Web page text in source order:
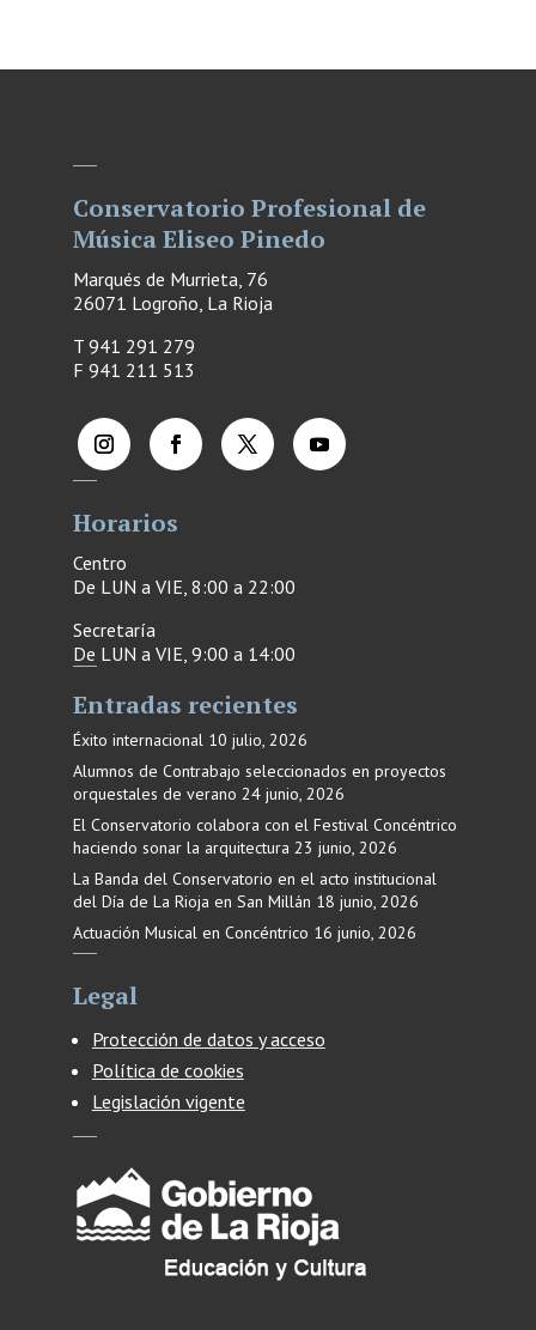
Conservatorio Profesional de
Música Eliseo Pinedo
Marqués de Murrieta, 76
26071 Logroño, La Rioja
T 941 291 279
F 941 211 513
Horarios
Centro
De LUN a VIE, 8:00 a 22:00
Secretaría
De LUN a VIE, 9:00 a 14:00
Entradas recientes
Éxito internacional 10 julio, 2026
Alumnos de Contrabajo seleccionados en proyectos
orquestales de verano 24 junio, 2026
El Conservatorio colabora con el Festival Concéntrico
haciendo sonar la arquitectura 23 junio, 2026
La Banda del Conservatorio en el acto institucional
del Día de La Rioja en San Millán 18 junio, 2026
Actuación Musical en Concéntrico 16 junio, 2026
Legal
Protección de datos y acceso
Política de cookies
Legislación vigente